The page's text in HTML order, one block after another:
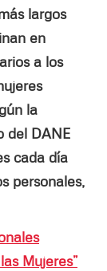
largos
en
a los
la
del DANE
cada día
personales,
Mujeres”